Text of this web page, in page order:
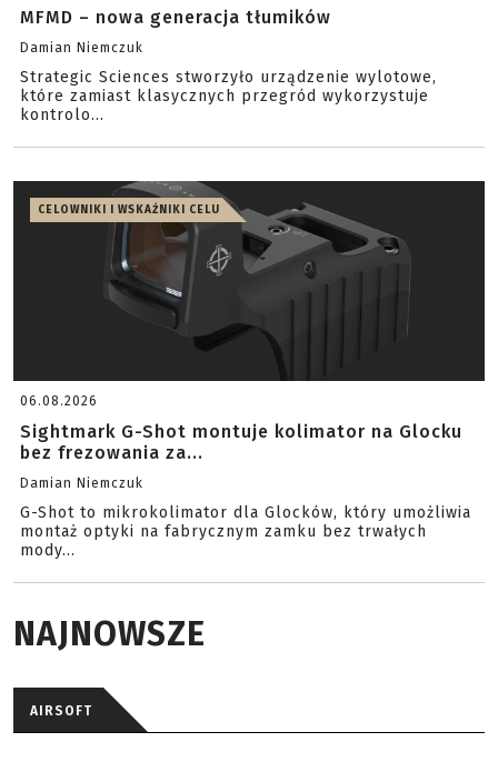
MFMD – nowa generacja tłumików
Damian Niemczuk
Strategic Sciences stworzyło urządzenie wylotowe,
które zamiast klasycznych przegród wykorzystuje
kontrolo...
CELOWNIKI I WSKAŹNIKI CELU
06.08.2026
Sightmark G-Shot montuje kolimator na Glocku
bez frezowania za...
Damian Niemczuk
G-Shot to mikrokolimator dla Glocków, który umożliwia
montaż optyki na fabrycznym zamku bez trwałych
mody...
NAJNOWSZE
AIRSOFT